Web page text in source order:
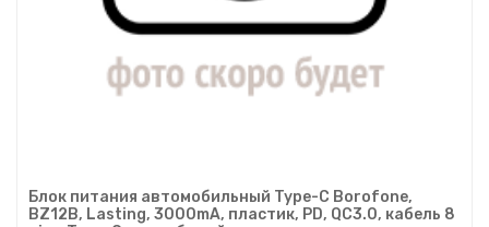
Блок питания автомобильный Type-C Borofone,
BZ12B, Lasting, 3000mA, пластик, PD, QC3.0, кабель 8